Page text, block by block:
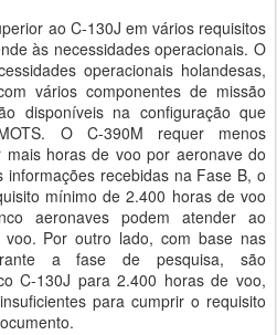
ao C-130J em vários requisitos
às necessidades operacionais. O
operacionais holandesas,
vários componentes de missão
disponíveis na configuração que
O C-390M requer menos
horas de voo por aeronave do
recebidas na Fase B, o
mínimo de 2.400 horas de voo
aeronaves podem atender ao
Por outro lado, com base nas
a fase de pesquisa, são
C-130J para 2.400 horas de voo,
para cumprir o requisito